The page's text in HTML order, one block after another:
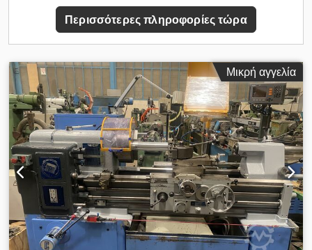
πίνελας οπισθίας κεφαλής: 2 mm Ισχύς κινητήρα: 7,5 kW
Μήκος: 3.100 mm Πλάτος: 1.250 mm Ύψος: 1.400 mm
εναλλασσόμενη βάση εργαλείων Amestra, σύστημα τύπου
Multifix συμπ/νων 4 βάσεων (3x ορθογώνιες, 1 στρογγυλή)
Τσοκ 3 σιαγόνων Bison 3204/DIN6350, Ø 250 mm Σταθερή
αιχμή Διαμήκης οδηγός για μία θέση Σύστημα ψύξης Πίσω
προστατευτικό τοίχωμα σπασμάτων σε πλήρες μήκος
Κάλυμμα οδηγού και ελκυστικής ατράκτου Προστασία για το
τσοκ περιστροφής Προστασία βάσης εργαλείων Ρυθμιστικά
πόδια και πλάκες Οπισθία κεφαλή με ταχεία σύσφιξη Λάμπα
χαμηλής τάσης για το μηχάνημα Εγχειρίδιο χρήσης Εξοπλισμός
σύμφωνα με «CE» ΔΙΑΘΕΣΙΜΑ ΜΗΚΗ ΚΟΠΗΣ: Μήκος κοπής
1.000 mm € 45.610,00 Μήκος κοπής 2.000 mm € 49.010,00
Μήκος κοπής 3.000 mm € 53.450,00 Μήκος κοπής 4.000 mm
€ 59.360,00 Μήκος κοπής 5.000 mm € 74.840,00
Περισσότερες πληροφορίες τώρα
Μικρή αγγελία